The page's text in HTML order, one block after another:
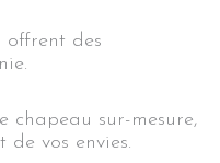
offrent des
chapeau sur-mesure,
vos envies.